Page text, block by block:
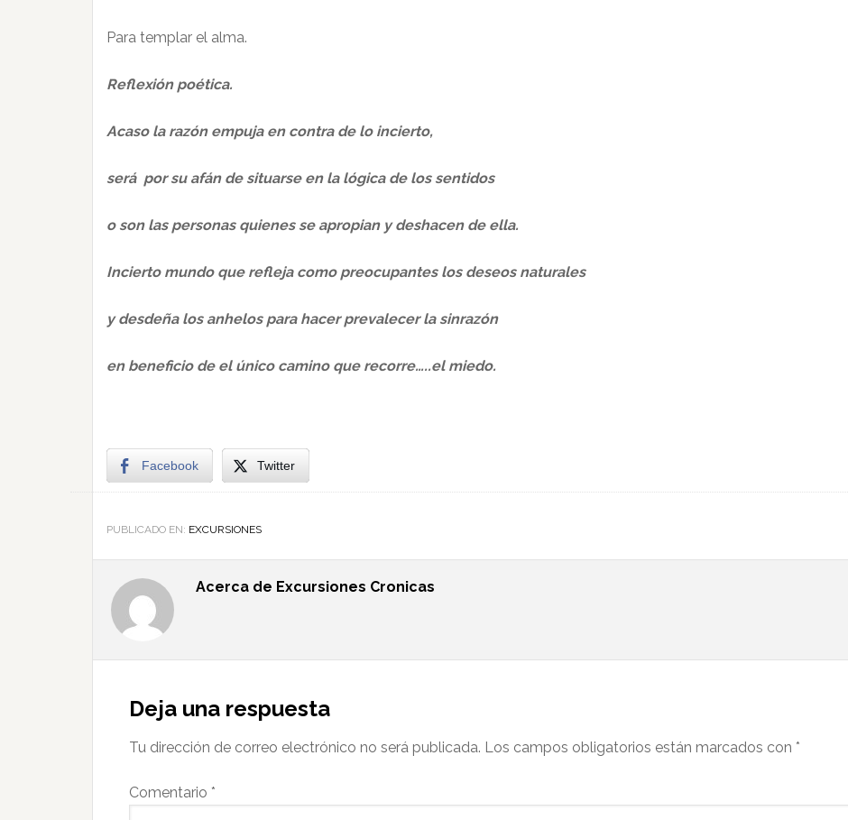
Para templar el alma.
Reflexión poética.
Acaso la razón empuja en contra de lo incierto,
será por su afán de situarse en la lógica de los sentidos
o son las personas quienes se apropian y deshacen de ella.
Incierto mundo que refleja como preocupantes los deseos naturales
y desdeña los anhelos para hacer prevalecer la sinrazón
en beneficio de el único camino que recorre…..el miedo.
Facebook Twitter
PUBLICADO EN: EXCURSIONES
Acerca de Excursiones Cronicas
Deja una respuesta
Tu dirección de correo electrónico no será publicada. Los campos obligatorios están marcados con *
Comentario *